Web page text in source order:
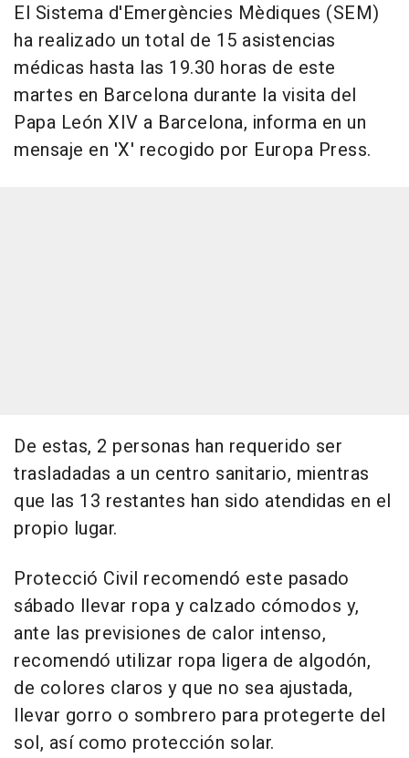
El Sistema d'Emergències Mèdiques (SEM)
ha realizado un total de 15 asistencias
médicas hasta las 19.30 horas de este
martes en Barcelona durante la visita del
Papa León XIV a Barcelona, informa en un
mensaje en 'X' recogido por Europa Press.
De estas, 2 personas han requerido ser
trasladadas a un centro sanitario, mientras
que las 13 restantes han sido atendidas en el
propio lugar.
Protecció Civil recomendó este pasado
sábado llevar ropa y calzado cómodos y,
ante las previsiones de calor intenso,
recomendó utilizar ropa ligera de algodón,
de colores claros y que no sea ajustada,
llevar gorro o sombrero para protegerte del
sol, así como protección solar.